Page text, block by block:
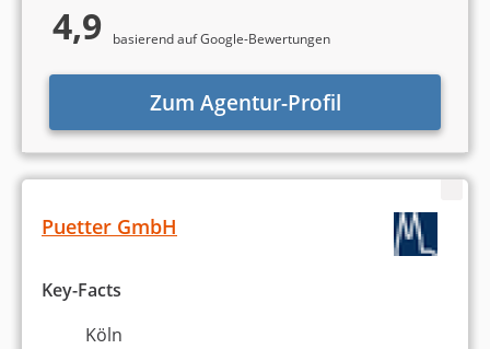
4,9 basierend auf Google-Bewertungen
Zum Agentur-Profil
Puetter GmbH
Key-Facts
Köln